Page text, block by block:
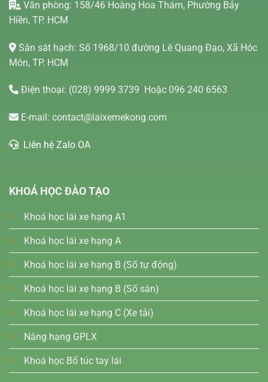
Văn phòng: 158/46 Hoàng Hoa Thám, Phường Bảy
Hiền, TP. HCM
Sân sát hạch: Số 1968/10 đường Lê Quang Đạo, Xã Hóc
Môn, TP. HCM
Điện thoại: (028) 9999 3739 Hoặc 096 240 6563
E-mail: contact@laixemekong.com
Liên hệ Zalo OA
KHOÁ HỌC ĐÀO TẠO
Khoá học lái xe hạng A1
Khoá học lái xe hạng A
Khoá học lái xe hạng B (Số tự động)
Khoá học lái xe hạng B (Số sàn)
Khoá học lái xe hạng C (Xe tải)
Nâng hạng GPLX
Khoá học Bổ túc tay lái